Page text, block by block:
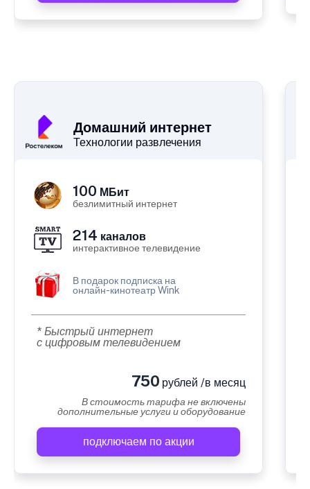
Домашний интернет
Технологии развлечения
100 МБит
безлимитный интернет
214 каналов
интерактивное телевидение
В подарок подписка на
онлайн-кинотеатр Wink
* Быстрый интернет
с цифровым телевидением
750 рублей /в месяц
В стоимость тарифа не включены
дополнительные услуги и оборудование
подключаем по акции